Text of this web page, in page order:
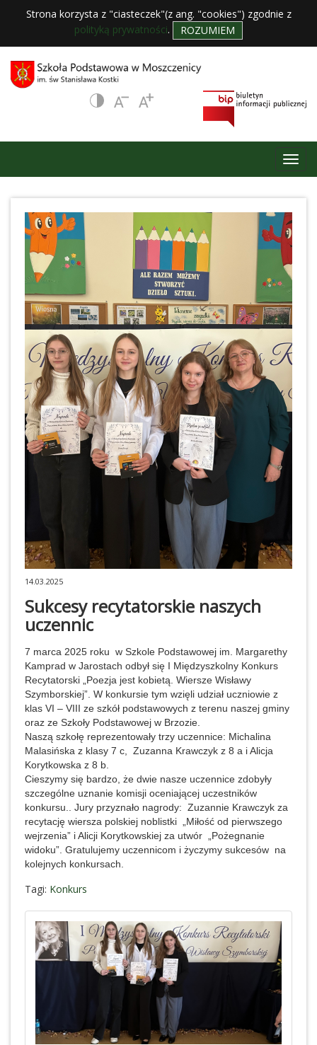
Strona korzysta z "ciasteczek"(z ang. "cookies") zgodnie z
polityką prywatności. ROZUMIEM
14.03.2025
Sukcesy recytatorskie naszych
uczennic
7 marca 2025 roku w Szkole Podstawowej im. Margarethy
Kamprad w Jarostach odbył się I Międzyszkolny Konkurs
Recytatorski „Poezja jest kobietą. Wiersze Wisławy
Szymborskiej”. W konkursie tym wzięli udział uczniowie z
klas VI – VIII ze szkół podstawowych z terenu naszej gminy
oraz ze Szkoły Podstawowej w Brzozie.
Naszą szkołę reprezentowały trzy uczennice: Michalina
Malasińska z klasy 7 c,
Zuzanna Krawczyk z 8 a i Alicja
Korytkowska z 8 b.
Cieszymy się bardzo, że dwie nasze uczennice zdobyły
szczególne uznanie komisji oceniającej uczestników
konkursu.. Jury przyznało nagrody: Zuzannie Krawczyk za
recytację wiersza polskiej noblistki
„Miłość od pierwszego
wejrzenia” i Alicji Korytkowskiej za utwór
„Pożegnanie
widoku”. Gratulujemy uczennicom i życzymy sukcesów na
kolejnych konkursach.
Tagi: Konkurs